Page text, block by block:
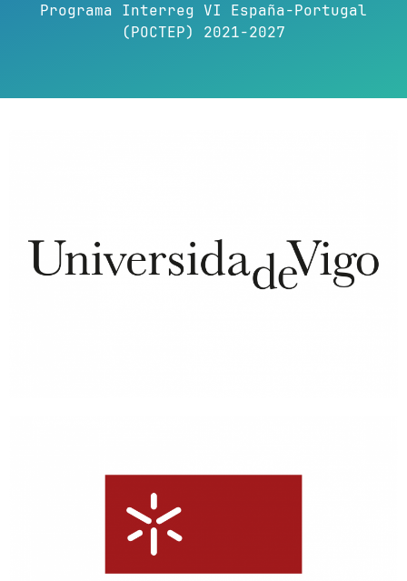
Programa Interreg VI España-Portugal
(POCTEP) 2021-2027